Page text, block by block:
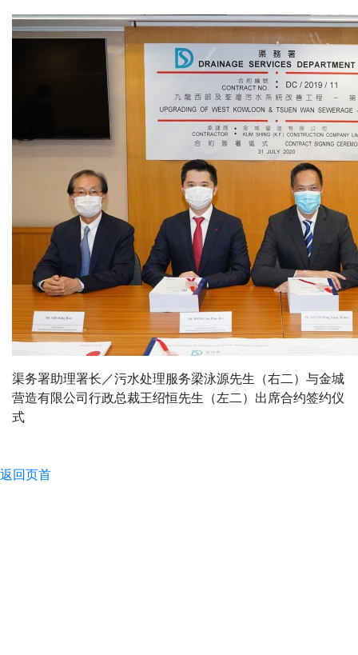
渠务署助理署长／污水处理服务梁泳源先生（右二）与金城
营造有限公司行政总裁王绍恒先生（左二）出席合约签约仪
式
返回页首